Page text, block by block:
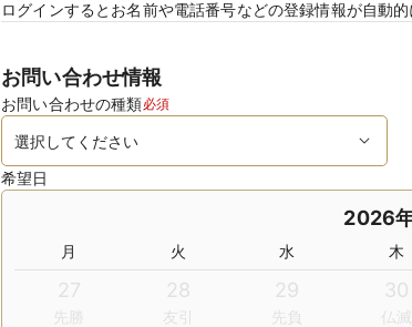
ログインするとお名前や電話番号などの登録情報が自動的
お問い合わせ情報
お問い合わせの種類必須
希望日
2026
月 火 水 木
27
先勝
28
友引
29
先負
30
仏滅